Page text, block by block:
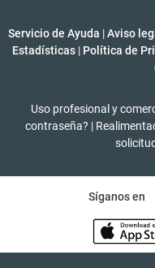
Servicio de Ayuda |Aviso
Estadísticas | Política de
Uso profesional y
contraseña? |
Síganos en